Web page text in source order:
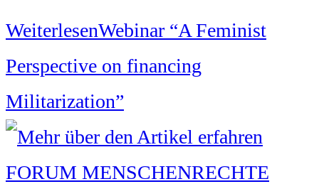
WeiterlesenWebinar “A Feminist
Perspective on financing
Militarization”